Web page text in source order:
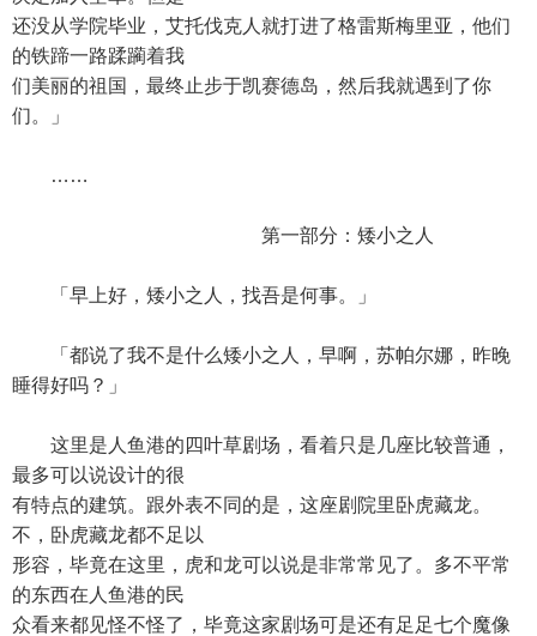
还没从学院毕业，艾托伐克人就打进了格雷斯梅里亚，他们
的铁蹄一路蹂躏着我
们美丽的祖国，最终止步于凯赛德岛，然后我就遇到了你
们。」
……
第一部分：矮小之人
「早上好，矮小之人，找吾是何事。」
「都说了我不是什么矮小之人，早啊，苏帕尔娜，昨晚
睡得好吗？」
这里是人鱼港的四叶草剧场，看着只是几座比较普通，
最多可以说设计的很
有特点的建筑。跟外表不同的是，这座剧院里卧虎藏龙。
不，卧虎藏龙都不足以
形容，毕竟在这里，虎和龙可以说是非常常见了。多不平常
的东西在人鱼港的民
众看来都见怪不怪了，毕竟这家剧场可是还有足足七个魔像